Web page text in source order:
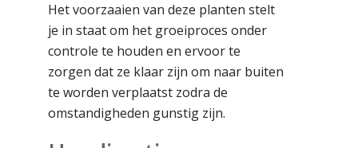
Het voorzaaien van deze planten stelt
je in staat om het groeiproces onder
controle te houden en ervoor te
zorgen dat ze klaar zijn om naar buiten
te worden verplaatst zodra de
omstandigheden gunstig zijn.